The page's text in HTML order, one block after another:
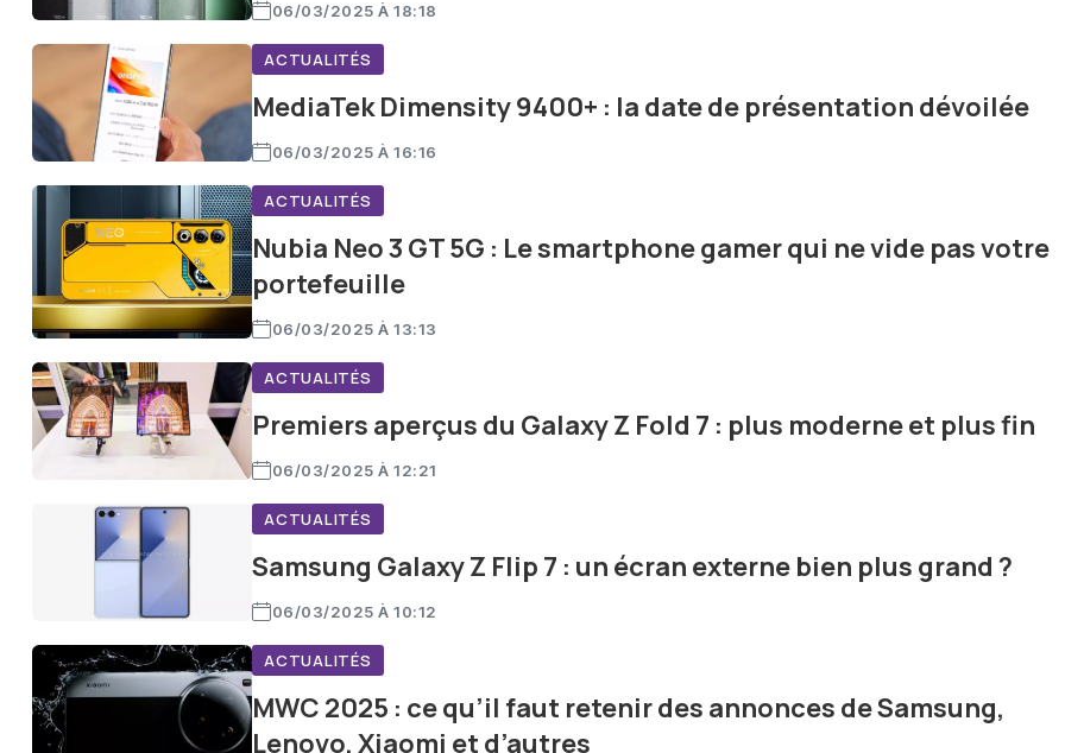
06/03/2025 À 18:18
ACTUALITÉS
MediaTek Dimensity 9400+ : la date de présentation dévoilée
06/03/2025 À 16:16
ACTUALITÉS
Nubia Neo 3 GT 5G : Le smartphone gamer qui ne vide pas votre
portefeuille
06/03/2025 À 13:13
ACTUALITÉS
Premiers aperçus du Galaxy Z Fold 7 : plus moderne et plus fin
06/03/2025 À 12:21
ACTUALITÉS
Samsung Galaxy Z Flip 7 : un écran externe bien plus grand ?
06/03/2025 À 10:12
ACTUALITÉS
MWC 2025 : ce qu’il faut retenir des annonces de Samsung,
Lenovo, Xiaomi et d’autres